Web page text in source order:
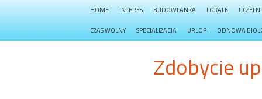
HOME INTERES BUDOWLANKA LOKALE
CZAS WOLNY SPECJALIZACJA URLOP ODNOWA
Zdobycie